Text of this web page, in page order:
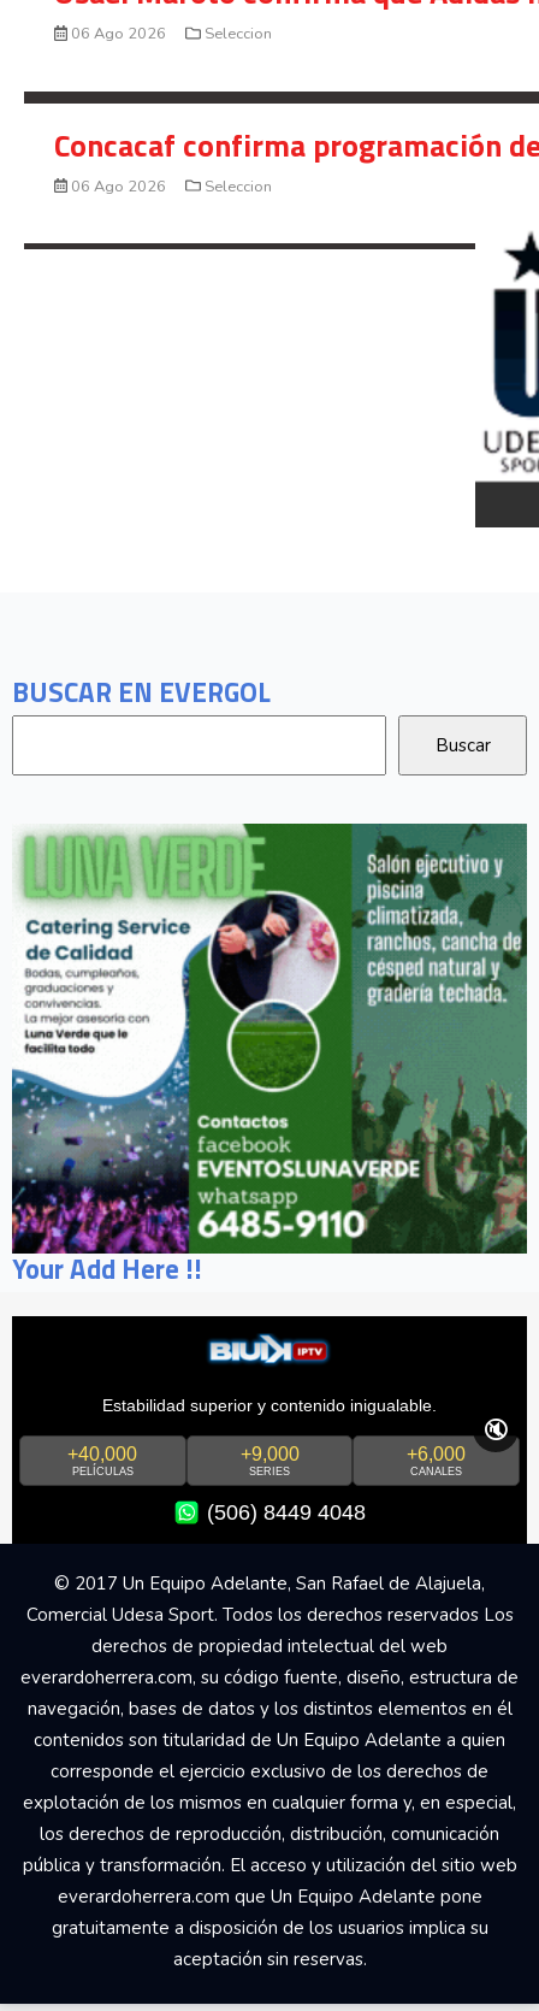
BUSCAR EN EVERGOL
Your Add Here !!
06 Ago 2026 Seleccion
Concacaf confirma programación
06 Ago 2026 Seleccion
Estabilidad superior y contenido inigualable.
+40,000
PELÍCULAS
+9,000
SERIES
+6,000
CANALES
(506) 8449 4048
🔇
© 2017 Un Equipo Adelante, San Rafael de Alajuela,
Comercial Udesa Sport. Todos los derechos reservados Los
derechos de propiedad intelectual del web
everardoherrera.com, su código fuente, diseño, estructura de
navegación, bases de datos y los distintos elementos en él
contenidos son titularidad de Un Equipo Adelante a quien
corresponde el ejercicio exclusivo de los derechos de
explotación de los mismos en cualquier forma y, en especial,
los derechos de reproducción, distribución, comunicación
pública y transformación. El acceso y utilización del sitio web
everardoherrera.com que Un Equipo Adelante pone
gratuitamente a disposición de los usuarios implica su
aceptación sin reservas.